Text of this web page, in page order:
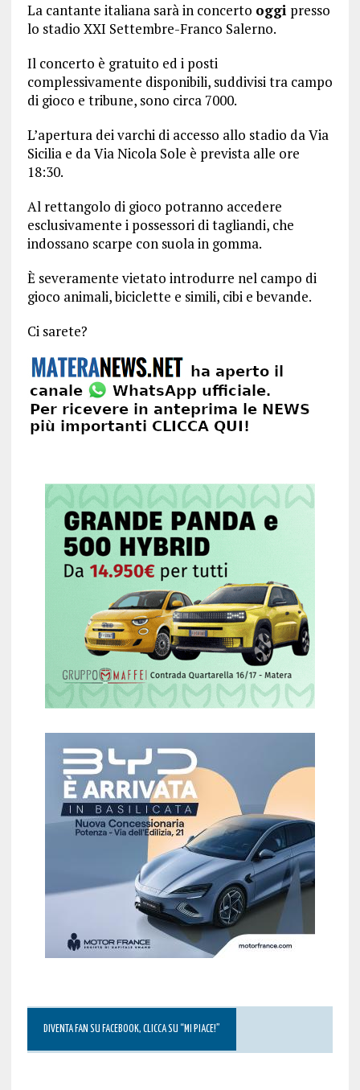
La cantante italiana sarà in concerto oggi presso
lo stadio XXI Settembre-Franco Salerno.
Il concerto è gratuito ed i posti
complessivamente disponibili, suddivisi tra campo
di gioco e tribune, sono circa 7000.
L’apertura dei varchi di accesso allo stadio da Via
Sicilia e da Via Nicola Sole è prevista alle ore
18:30.
Al rettangolo di gioco potranno accedere
esclusivamente i possessori di tagliandi, che
indossano scarpe con suola in gomma.
È severamente vietato introdurre nel campo di
gioco animali, biciclette e simili, cibi e bevande.
Ci sarete?
DIVENTA FAN SU FACEBOOK, CLICCA SU “MI PIACE!”